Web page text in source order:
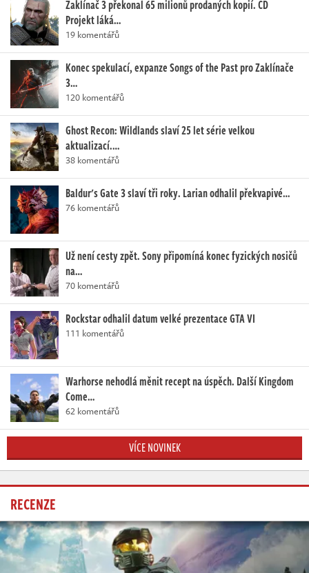
Zaklínač 3 překonal 65 milionů prodaných kopií. CD
Projekt láká…
19 komentářů
Konec spekulací, expanze Songs of the Past pro Zaklínače
3…
120 komentářů
Ghost Recon: Wildlands slaví 25 let série velkou
aktualizací.…
38 komentářů
Baldur's Gate 3 slaví tři roky. Larian odhalil překvapivé…
76 komentářů
Už není cesty zpět. Sony připomíná konec fyzických nosičů
na…
70 komentářů
Rockstar odhalil datum velké prezentace GTA VI
111 komentářů
Warhorse nehodlá měnit recept na úspěch. Další Kingdom
Come…
62 komentářů
VÍCE NOVINEK
RECENZE